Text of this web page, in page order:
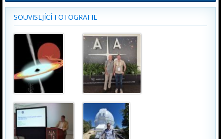
SOUVISEJÍCÍ FOTOGRAFIE